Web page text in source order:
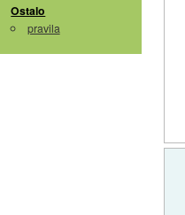
Ostalo
pravila